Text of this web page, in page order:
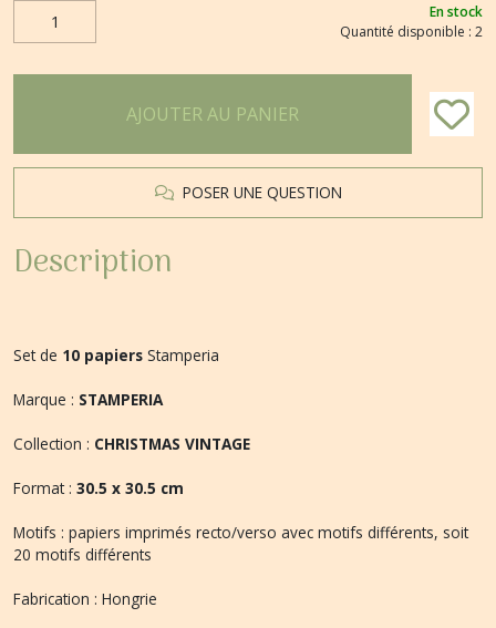
En stock
Quantité disponible : 2
AJOUTER AU PANIER
POSER UNE QUESTION
Description
Set de 10 papiers Stamperia
Marque : STAMPERIA
Collection : CHRISTMAS VINTAGE
Format : 30.5 x 30.5 cm
Motifs : papiers imprimés recto/verso avec motifs différents, soit
20 motifs différents
Fabrication : Hongrie